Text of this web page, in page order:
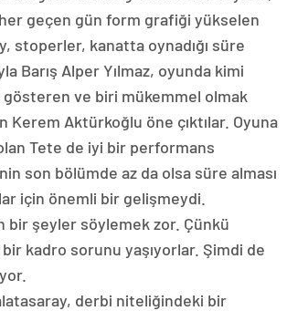
geçen gün form grafiği yükselen
stoperler, kanatta oynadığı süre
Barış Alper Yılmaz, oyunda kimi
gösteren ve biri mükemmel olmak
Kerem Aktürkoğlu öne çıktılar. Oyuna
Tete de iyi bir performans
son bölümde az da olsa süre alması
için önemli bir gelişmeydi.
bir şeyler söylemek zor. Çünkü
kadro sorunu yaşıyorlar. Şimdi de
derbi niteliğindeki bir